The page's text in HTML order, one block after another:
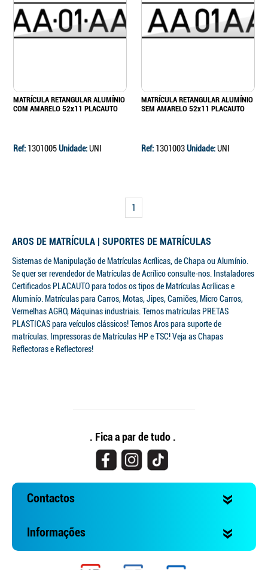
MATRÍCULA RETANGULAR ALUMÍNIO
COM AMARELO 52x11 PLACAUTO
Ref: 1301005Unidade:UNI
MATRÍCULA RETANGULAR ALUMÍNIO
SEM AMARELO 52x11 PLACAUTO
Ref: 1301003Unidade:UNI
1
AROS DE MATRÍCULA | SUPORTES DE MATRÍCULAS
Sistemas de Manipulação de Matrículas Acrílicas, de Chapa ou Alumínio.
Se quer ser revendedor de Matrículas de Acrílico consulte-nos. Instaladores
Certificados PLACAUTO para todos os tipos de Matrículas Acrílicas e
Aluminío. Matrículas para Carros, Motas, Jipes, Camiões, Micro Carros,
Vermelhas AGRO, Máquinas industriais. Temos matrículas PRETAS
PLASTICAS para veículos clássicos! Temos Aros para suporte de
matrículas. Impressoras de Matrículas HP e TSC! Veja as Chapas
Reflectoras e Reflectores!
. Fica a par de tudo .
Contactos
Informações